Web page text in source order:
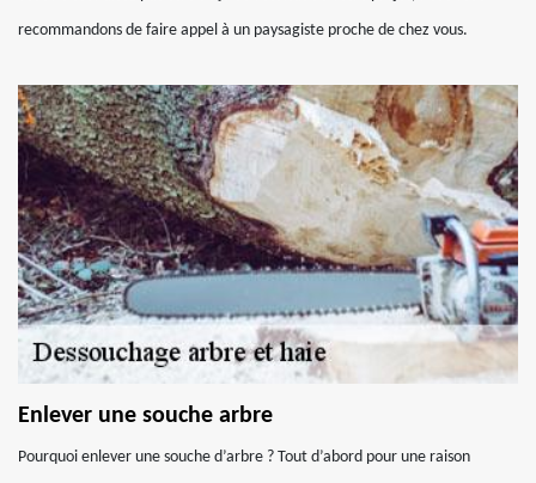
recommandons de faire appel à un paysagiste proche de chez vous.
Enlever une souche arbre
Pourquoi enlever une souche d’arbre ? Tout d’abord pour une raison